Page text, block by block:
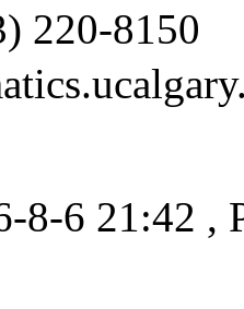
220-8150
8-6 21:42 ,